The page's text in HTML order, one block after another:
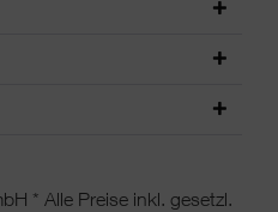
* Alle Preise inkl. gesetzl.